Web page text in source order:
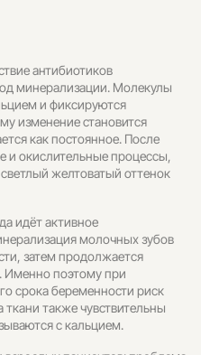
антибиотиков
минерализации. Молекулы
и фиксируются
изменение становится
как постоянное. После
и окислительные процессы,
желтоватый оттенок
идёт активное
молочных зубов
затем продолжается
Именно поэтому при
срока беременности риск
ткани также чувствительны
с кальцием.